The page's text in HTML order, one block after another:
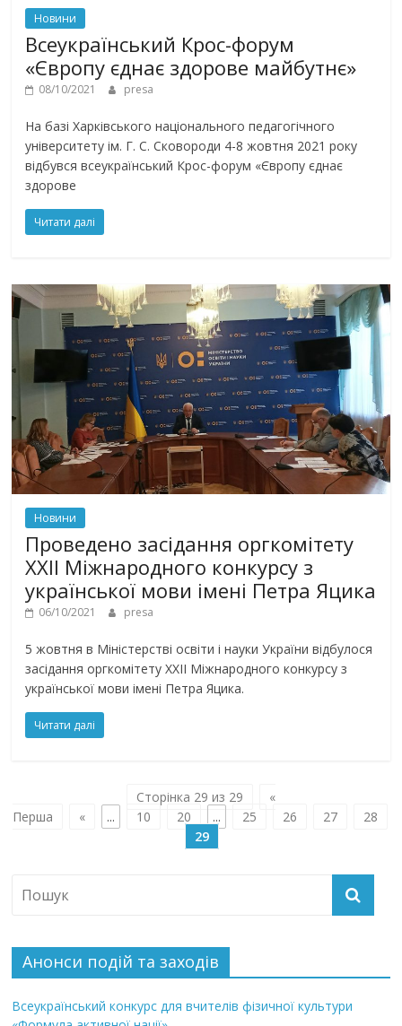
Новини
Всеукраїнський Крос-форум
«Європу єднає здорове майбутнє»
08/10/2021 presa
На базі Харківського національного педагогічного
університету ім. Г. С. Сковороди 4-8 жовтня 2021 року
відбувся всеукраїнський Крос-форум «Європу єднає
здорове
Читати далі
Новини
Проведено засідання оргкомітету
ХХІІ Міжнародного конкурсу з
української мови імені Петра Яцика
06/10/2021 presa
5 жовтня в Міністерстві освіти і науки України відбулося
засідання оргкомітету ХХІІ Міжнародного конкурсу з
української мови імені Петра Яцика.
Читати далі
Сторінка 29 из 29
«
Перша
« ... 10 20 ... 25 26 27
28
29
Анонси подій та заходів
Всеукраїнський конкурс для вчителів фізичної культури